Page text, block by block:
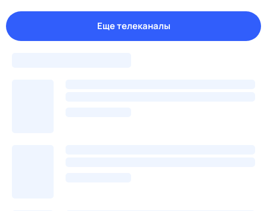
Еще телеканалы